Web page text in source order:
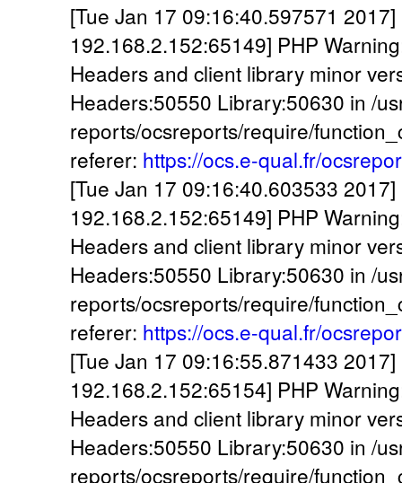
[Tue Jan 17 09:16:40.597571
192.168.2.152:65149] PHP
Headers and client library minor
Headers:50550 Library:50630 in /
reports/ocsreports/require/
referer: https://ocs.e-qual.fr/
[Tue Jan 17 09:16:40.603533
192.168.2.152:65149] PHP
Headers and client library minor
Headers:50550 Library:50630 in /
reports/ocsreports/require/
referer: https://ocs.e-qual.fr/
[Tue Jan 17 09:16:55.871433
192.168.2.152:65154] PHP
Headers and client library minor
Headers:50550 Library:50630 in /
reports/ocsreports/require/